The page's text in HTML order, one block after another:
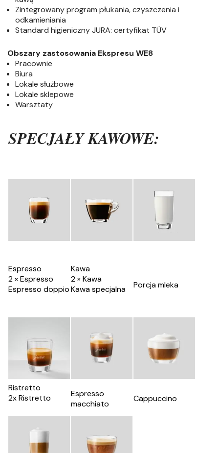
Zintegrowany program płukania, czyszczenia i
odkamieniania
Standard higieniczny JURA: certyfikat TÜV
Obszary zastosowania Ekspresu WE8
Pracownie
Biura
Lokale służbowe
Lokale sklepowe
Warsztaty
SPECJAŁY KAWOWE:
Espresso
2 × Espresso
Espresso doppio
Kawa
2 × Kawa
Kawa specjalna
Porcja mleka
Ristretto
2x Ristretto
Espresso
macchiato
Cappuccino